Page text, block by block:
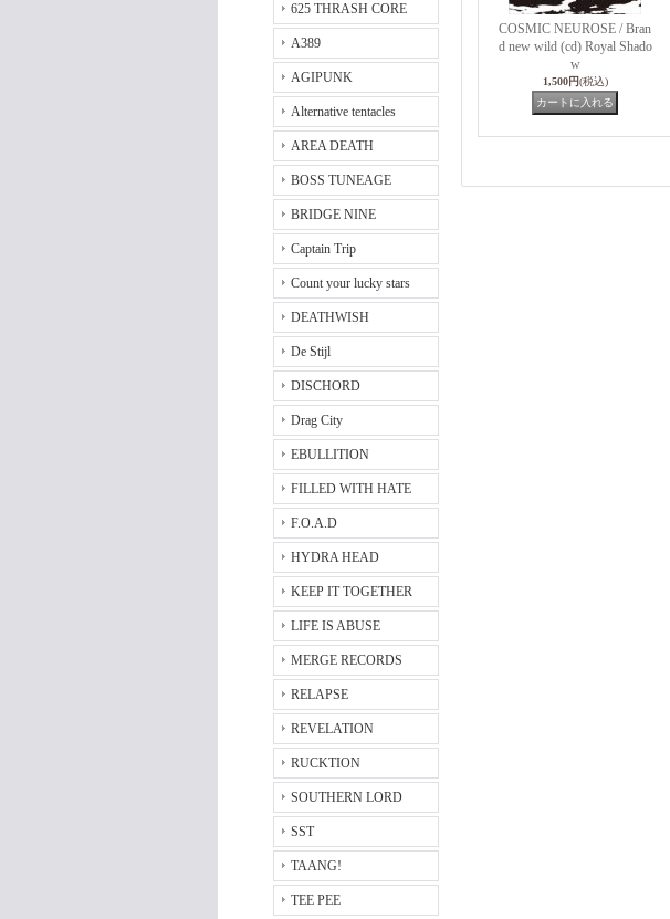
625 THRASH CORE
A389
AGIPUNK
Alternative tentacles
AREA DEATH
BOSS TUNEAGE
BRIDGE NINE
Captain Trip
Count your lucky stars
DEATHWISH
De Stijl
DISCHORD
Drag City
EBULLITION
FILLED WITH HATE
F.O.A.D
HYDRA HEAD
KEEP IT TOGETHER
LIFE IS ABUSE
MERGE RECORDS
RELAPSE
REVELATION
RUCKTION
SOUTHERN LORD
SST
TAANG!
TEE PEE
COSMIC NEUROSE / Bran
d new wild (cd) Royal Shado
w
1,500円(税込)